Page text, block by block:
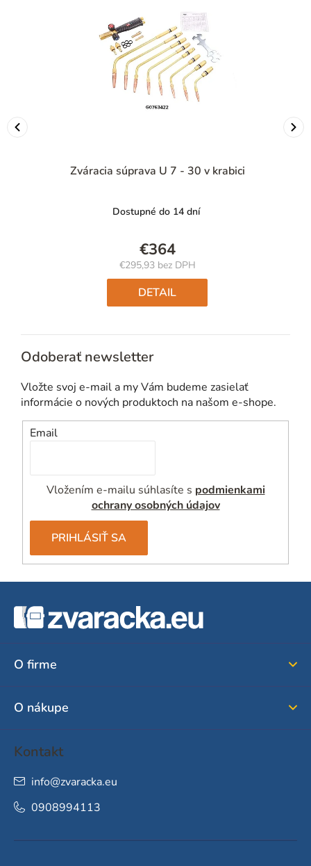
Zváracia súprava U 7 - 30 v krabici
Dostupné do 14 dní
€364
€295,93 bez DPH
Jednotková
cena:
DETAIL
Odoberať newsletter
Vložte svoj e-mail a my Vám budeme zasielať
informácie o nových produktoch na našom e-shope.
Email
Vložením e-mailu súhlasíte s podmienkami
ochrany osobných údajov
PRIHLÁSIŤ SA
O firme
O nákupe
Kontakt
info@zvaracka.eu
0908994113